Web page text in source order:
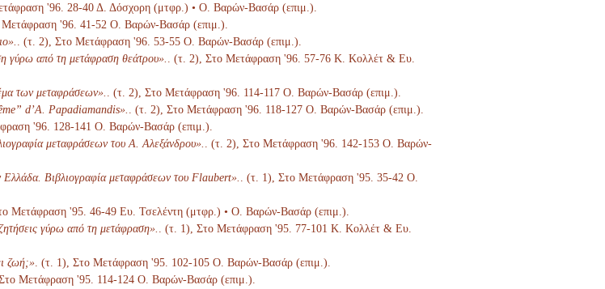
'96. 28-40 Δ. Δόσχορη (μτφρ.) • Ο. Βαρών-Βασάρ (επιμ.).
Μετάφραση '96. 41-52 Ο. Βαρών-Βασάρ (επιμ.).
. (τ. 2), Στο Μετάφραση '96. 53-55 Ο. Βαρών-Βασάρ (επιμ.).
γύρω από τη μετάφραση θεάτρου».
. (τ. 2), Στο Μετάφραση '96. 57-76 Κ. Κολλέτ & Ευ.
των μεταφράσεων».
. (τ. 2), Στο Μετάφραση '96. 114-117 Ο. Βαρών-Βασάρ (επιμ.).
d’A. Papadiamandis».
. (τ. 2), Στο Μετάφραση '96. 118-127 Ο. Βαρών-Βασάρ (επιμ.).
'96. 128-141 Ο. Βαρών-Βασάρ (επιμ.).
μεταφράσεων του Α. Αλεξάνδρου».
. (τ. 2), Στο Μετάφραση '96. 142-153 Ο. Βαρών-
Βιβλιογραφία μεταφράσεων του Flaubert».
. (τ. 1), Στο Μετάφραση '95. 35-42 Ο.
Μετάφραση '95. 46-49 Ευ. Τσελέντη (μτφρ.) • Ο. Βαρών-Βασάρ (επιμ.).
γύρω από τη μετάφραση».
. (τ. 1), Στο Μετάφραση '95. 77-101 Κ. Κολλέτ & Ευ.
ζωή;» . (τ. 1), Στο Μετάφραση '95. 102-105 Ο. Βαρών-Βασάρ (επιμ.).
Στο Μετάφραση '95. 114-124 Ο. Βαρών-Βασάρ (επιμ.).